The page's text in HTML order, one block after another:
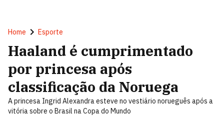
Home Esporte
Haaland é cumprimentado
por princesa após
classificação da Noruega
A princesa Ingrid Alexandra esteve no vestiário norueguês após a
vitória sobre o Brasil na Copa do Mundo